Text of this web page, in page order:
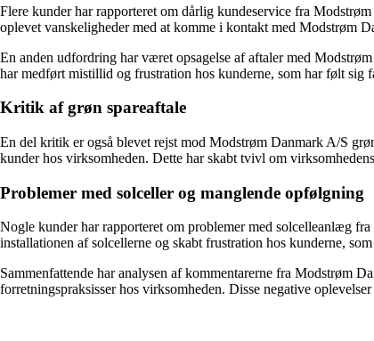
Flere kunder har rapporteret om dårlig kundeservice fra
oplevet vanskeligheder med at komme i kontakt med Modstrøm
En anden udfordring har været opsagelse af aftaler med
har medført mistillid og frustration hos kunderne, som har følt sig
Kritik af grøn spareaftale
En del kritik er også blevet rejst mod Modstrøm Danmark A/S
kunder hos virksomheden. Dette har skabt tvivl om
Problemer med solceller og manglende opfølgning
Nogle kunder har rapporteret om problemer med solcelleanlæg
installationen af solcellerne og skabt frustration hos kunderne,
Sammenfattende har analysen af kommentarerne fra Modstrøm
forretningspraksisser hos virksomheden. Disse negative